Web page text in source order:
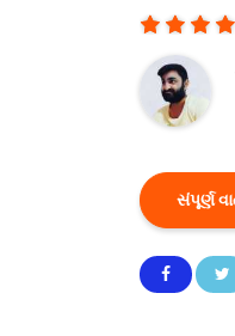
સંપૂર્ણ